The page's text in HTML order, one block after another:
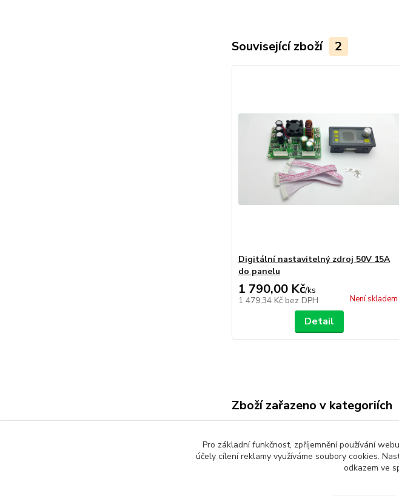
Související zboží 2
Digitální nastavitelný zdroj 50V 15A
do panelu
1 790,00 Kč/ks
1 479,34 Kč bez DPH Není skladem
Detail
Zboží zařazeno v kategoriích
Zdroje
Pro základní funkčnost, zpříjemnění používání
účely cílení reklamy využíváme soubory cookies.
odkazem ve